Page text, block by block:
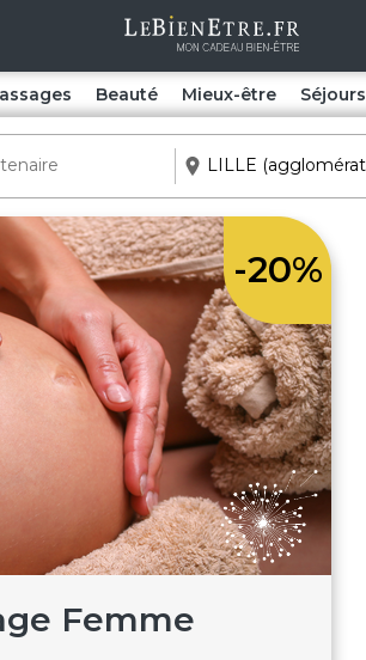
Beauté Mieux-être Séjours
-20%
Femme